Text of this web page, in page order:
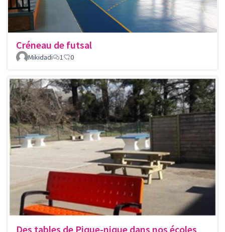
Créneau de futsal
Mikidadi 1 0
Des tables de Pique-nique dans nos écoles